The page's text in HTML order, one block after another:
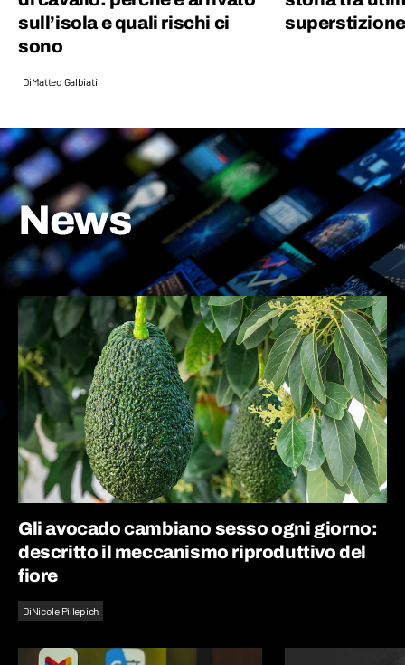
sull’isola e quali rischi ci
sono
DiMatteo Galbiati
superstizione
News
Gli avocado cambiano sesso ogni giorno:
descritto il meccanismo riproduttivo del
fiore
DiNicole Pillepich